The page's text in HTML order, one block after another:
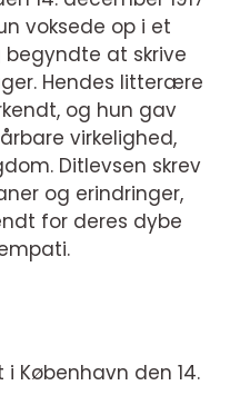
voksede op i et
at skrive
Hendes litterære
og hun gav
virkelighed,
Ditlevsen skrev
og erindringer,
for deres dybe
København den 14.